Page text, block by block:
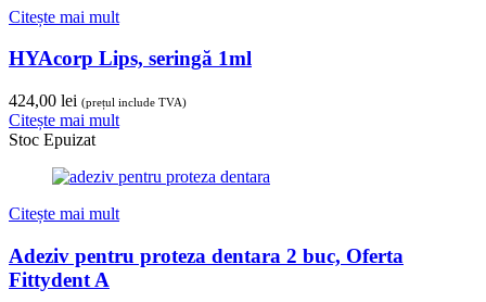
Citește mai mult
HYAcorp Lips, seringă 1ml
424,00 lei (prețul include TVA)
Citește mai mult
Stoc Epuizat
Citește mai mult
Adeziv pentru proteza dentara 2 buc, Oferta
Fittydent A